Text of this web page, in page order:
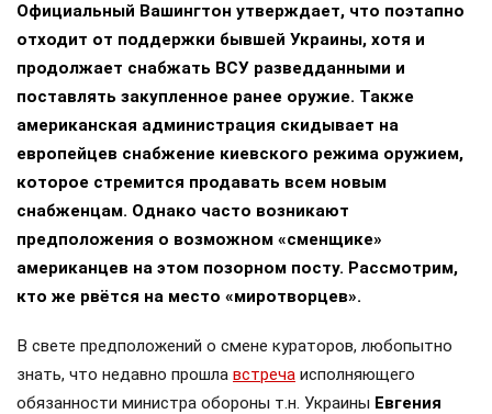
Официальный Вашингтон утверждает, что поэтапно
отходит от поддержки бывшей Украины, хотя и
продолжает снабжать ВСУ разведданными и
поставлять закупленное ранее оружие. Также
американская администрация скидывает на
европейцев снабжение киевского режима оружием,
которое стремится продавать всем новым
снабженцам. Однако часто возникают
предположения о возможном «сменщике»
американцев на этом позорном посту. Рассмотрим,
кто же рвётся на место «миротворцев».
В свете предположений о смене кураторов, любопытно
знать, что недавно прошла встреча исполняющего
обязанности министра обороны т.н. Украины Евгения